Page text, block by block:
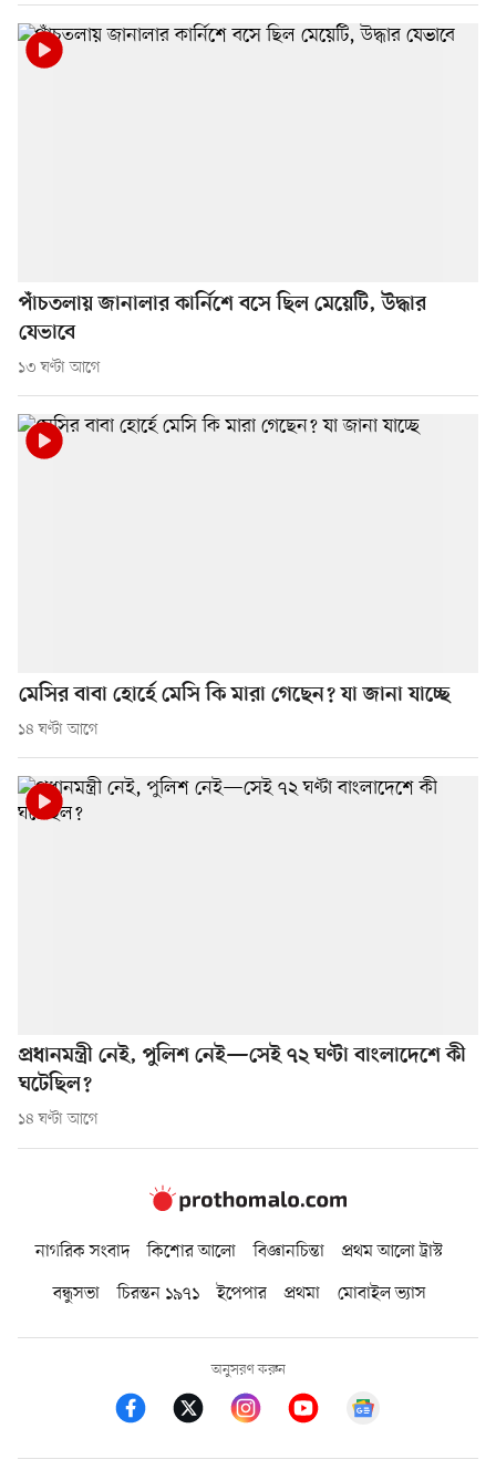
পাঁচতলায় জানালার কার্নিশে বসে ছিল মেয়েটি, উদ্ধার
যেভাবে
১৩ ঘণ্টা আগে
মেসির বাবা হোর্হে মেসি কি মারা গেছেন? যা জানা যাচ্ছে
১৪ ঘণ্টা আগে
প্রধানমন্ত্রী নেই, পুলিশ নেই—সেই ৭২ ঘণ্টা বাংলাদেশে কী
ঘটেছিল?
১৪ ঘণ্টা আগে
নাগরিক সংবাদ কিশোর আলো বিজ্ঞানচিন্তা
প্রথম আলো ট্রাস্ট
বন্ধুসভা
চিরন্তন ১৯৭১ ইপেপার প্রথমা মোবাইল ভ্যাস
অনুসরণ করুন